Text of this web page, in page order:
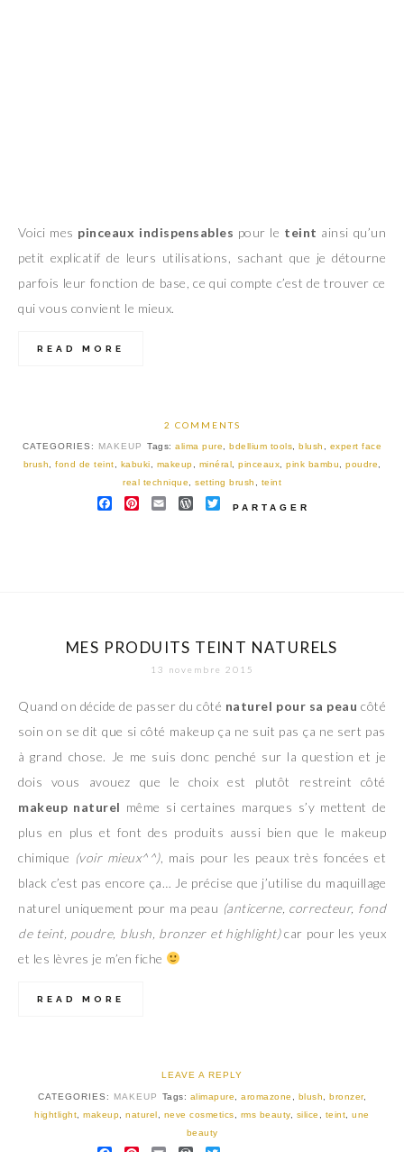
Voici mes pinceaux indispensables pour le teint ainsi qu’un
petit explicatif de leurs utilisations, sachant que je détourne
parfois leur fonction de base, ce qui compte c’est de trouver ce
qui vous convient le mieux.
READ MORE
2 COMMENTS
CATEGORIES: MAKEUP Tags: alima pure bdellium tools blush
expert face
brush
fond de teint kabuki makeup minéral pinceaux pink bambu poudre
real technique
setting brush teint
FACEBOOK
PINTEREST
EMAILWORDPRESS
TWITTER
PARTAGER
MES PRODUITS TEINT NATURELS
13 novembre 2015
Quand on décide de passer du côté naturel pour sa peau côté
soin on se dit que si côté makeup ça ne suit pas ça ne sert pas
à grand chose. Je me suis donc penché sur la question et je
dois vous avouez que le choix est plutôt restreint côté
makeup naturel même si certaines marques s’y mettent de
plus en plus et font des produits aussi bien que le makeup
chimique (voir mieux^^), mais pour les peaux très foncées et
black c’est pas encore ça… Je précise que j’utilise du maquillage
naturel uniquement pour ma peau (anticerne, correcteur, fond
de teint, poudre, blush, bronzer et highlight)car pour les yeux
et les lèvres je m’en fiche
READ MORE
LEAVE A REPLY
CATEGORIES: MAKEUP Tags: alimapure ,aromazone blush ,bronzer,
hightlight ,makeup ,naturel neve cosmetics rms beauty, silice teint ,une
beauty